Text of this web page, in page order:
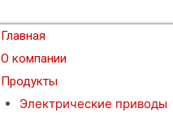
Главная
О компании
Продукты
Электрические приводы